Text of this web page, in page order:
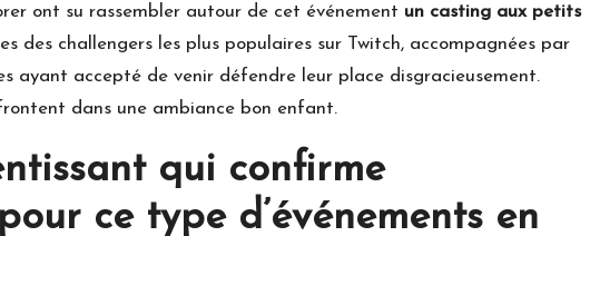
ont su rassembler autour de cet événement un casting aux petits
des challengers les plus populaires sur Twitch, accompagnées par
ayant accepté de venir défendre leur place disgracieusement.
dans une ambiance bon enfant.
qui confirme
ce type d’événements en